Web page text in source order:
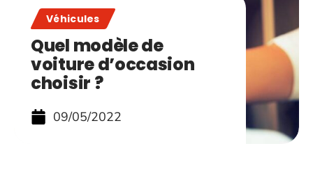
Véhicules
Quel modèle de
voiture d’occasion
choisir ?
09/05/2022